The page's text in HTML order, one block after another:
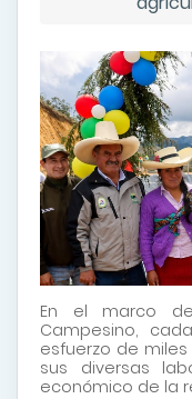
En el marco
Campesino,
esfuerzo de
sus diversas
económico de la